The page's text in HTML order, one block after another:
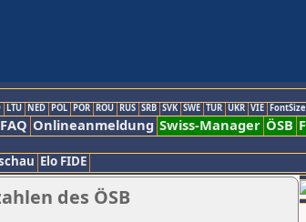
LTU NED POL POR ROU RUS SRB SVK SWE TUR UKR VIE
FAQ Onlineanmeldung Swiss-Manager ÖSB
Elo FIDE
des ÖSB